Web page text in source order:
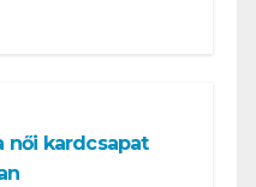
női kardcsapat